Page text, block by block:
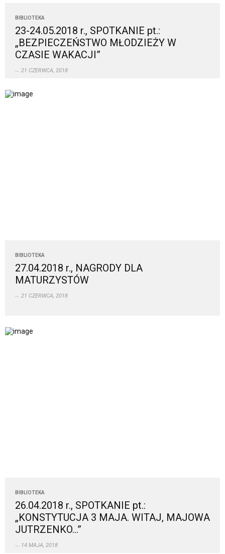
BIBLIOTEKA
23-24.05.2018 r., SPOTKANIE pt.:
„BEZPIECZEŃSTWO MŁODZIEŻY W
CZASIE WAKACJI”
21 CZERWCA, 2018
BIBLIOTEKA
27.04.2018 r., NAGRODY DLA
MATURZYSTÓW
21 CZERWCA, 2018
BIBLIOTEKA
26.04.2018 r., SPOTKANIE pt.:
„KONSTYTUCJA 3 MAJA. WITAJ, MAJOWA
JUTRZENKO…”
14 MAJA, 2018